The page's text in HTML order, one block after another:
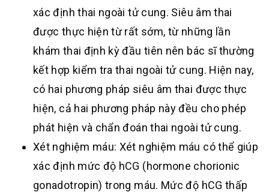
xác định thai ngoài tử cung. Siêu âm thai
được thực hiện từ rất sớm, từ những lần
khám thai định kỳ đầu tiên nên bác sĩ thường
kết hợp kiểm tra thai ngoài tử cung. Hiện nay,
có hai phương pháp siêu âm thai được thực
hiện, cả hai phương pháp này đều cho phép
phát hiện và chẩn đoán thai ngoài tử cung.
Xét nghiệm máu: Xét nghiệm máu có thể giúp
xác định mức độ hCG (hormone chorionic
gonadotropin) trong máu. Mức độ hCG thấp